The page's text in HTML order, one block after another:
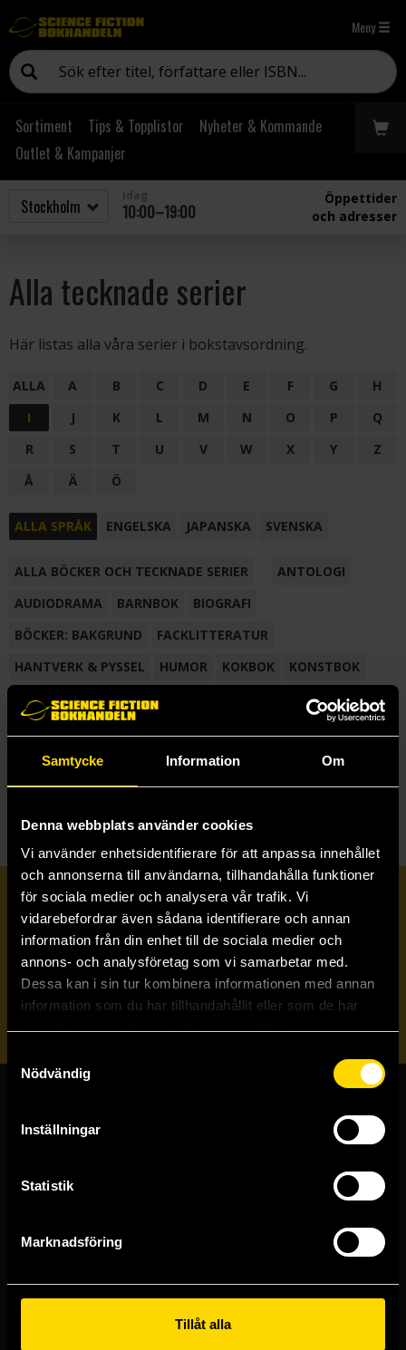
Samtycke Information Om
Denna webbplats använder cookies
Vi använder enhetsidentifierare för att anpassa innehållet
och annonserna till användarna, tillhandahålla funktioner
för sociala medier och analysera vår trafik. Vi
vidarebefordrar även sådana identifierare och annan
information från din enhet till de sociala medier och
annons- och analysföretag som vi samarbetar med.
Dessa kan i sin tur kombinera informationen med annan
information som du har tillhandahållit eller som de har
Nödvändig
Inställningar
Statistik
Marknadsföring
Tillåt alla
Meny
Sortiment Tips & Topplistor
Nyheter & Kommande
Outlet & Kampanjer
10:00–19:00
Öppettider
och adresser
Alla tecknade serier
Här listas alla våra serier i bokstavsordning.
ALLA A B C D E F G
H
I
J K L M N O P
Q
R
S T U V W X Y
Z
Å
Ä Ö
ALLA SPRÅK ENGELSKA JAPANSKA SVENSKA
ALLA BÖCKER OCH TECKNADE SERIER
ANTOLOGI
AUDIODRAMA
BARNBOK
BIOGRAFI
BÖCKER: BAKGRUND
FACKLITTERATUR
HANTVERK & PYSSEL
HUMOR KOKBOK
KONSTBOK
KORTROMAN
LÄROBOK
NOVELL
SAMLINGSVOLYM
TECKNA & MÅLA TECKNAD SERIE
Prenumerera på vårt nyhetsbrev
Veckobrevet
Skicka
Butiker & kundtjänst
Västerlånggatan 48
Göteborgsbutiken
Kungsgatan 19
Malmöbutiken